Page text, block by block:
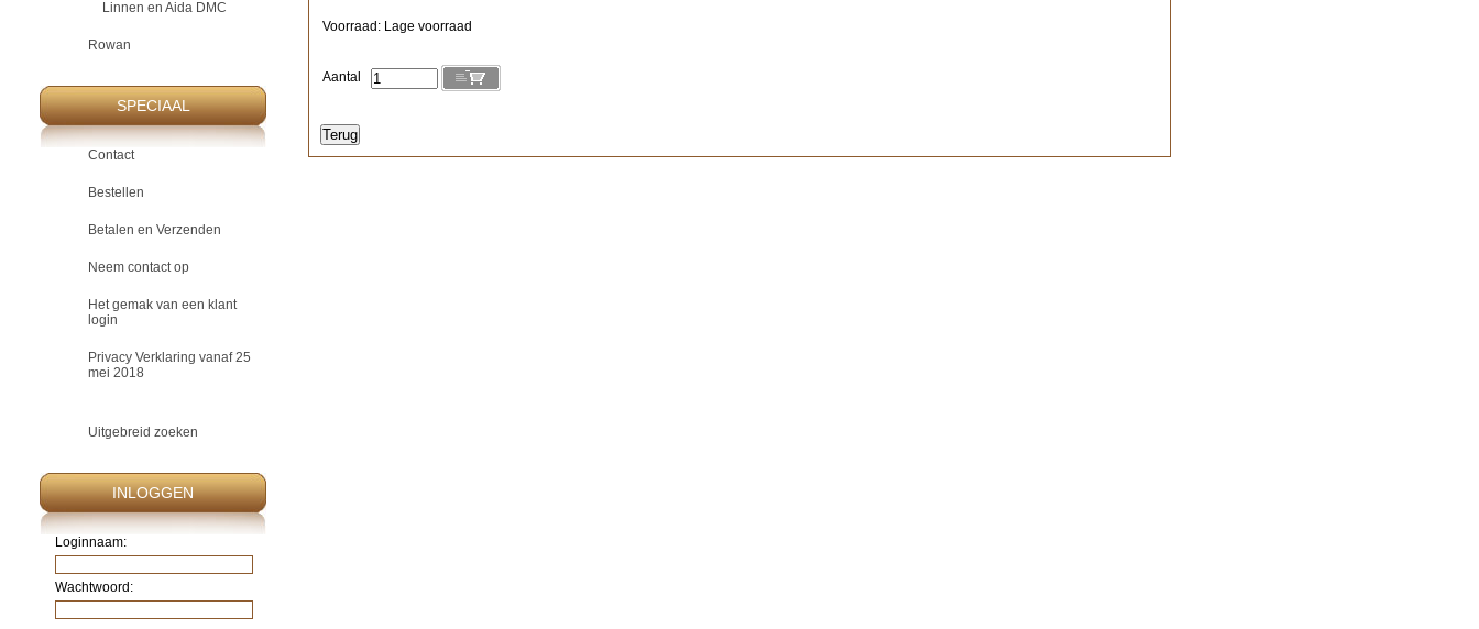
Linnen en Aida DMC
Rowan
SPECIAAL
Contact
Bestellen
Betalen en Verzenden
Neem contact op
Het gemak van een klant
login
Privacy Verklaring vanaf 25
mei 2018
Uitgebreid zoeken
INLOGGEN
Loginnaam:
Wachtwoord:
Voorraad: Lage voorraad
Aantal